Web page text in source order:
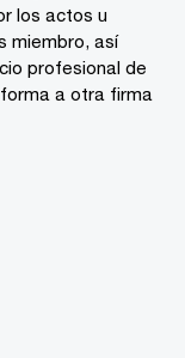
los actos u
miembro, así
profesional de
a otra firma